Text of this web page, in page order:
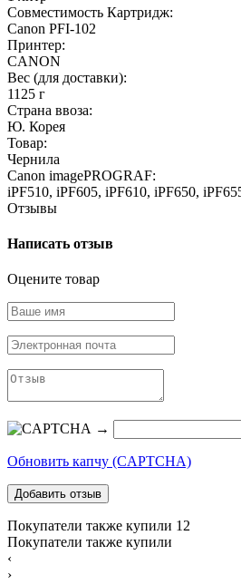
Совместимость Картридж:
Canon PFI-102
Принтер:
CANON
Вес (для доставки):
1125 г
Страна ввоза:
Ю. Корея
Товар:
Чернила
Canon imagePROGRAF:
iPF510, iPF605, iPF610, iPF650,
Отзывы
Написать отзыв
Оцените товар
→
Обновить капчу (CAPTCHA)
Покупатели также купили 12
Покупатели также купили
‹
›